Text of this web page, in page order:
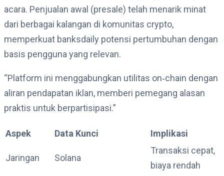
acara. Penjualan awal (presale) telah menarik minat
dari berbagai kalangan di komunitas crypto,
memperkuat banksdaily potensi pertumbuhan dengan
basis pengguna yang relevan.
“Platform ini menggabungkan utilitas on‑chain dengan
aliran pendapatan iklan, memberi pemegang alasan
praktis untuk berpartisipasi.”
Aspek Data Kunci Implikasi
Jaringan Solana
Transaksi cepat,
biaya rendah